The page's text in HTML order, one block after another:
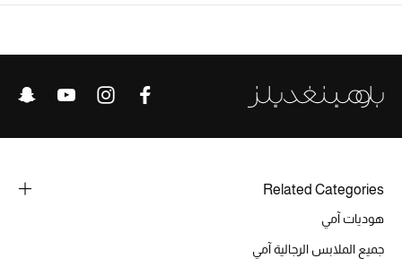
جميع الملابس النسائية
جميع الأحذية النسائية
Related Categories
هوديات آمي
جميع الملابس الرجالية آمي